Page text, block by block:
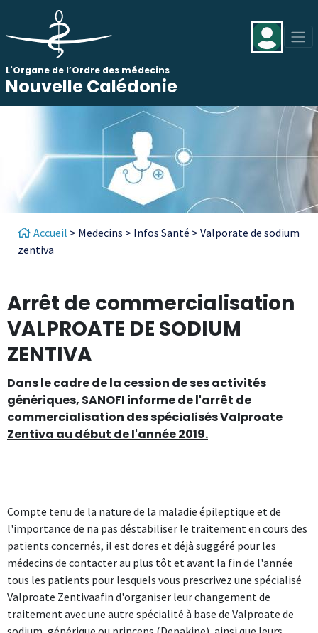
Aller au contenu principal
L'Organe de l’Ordre des médecins
Nouvelle Calédonie
Fil d'Ariane
Accueil Medecins Infos Santé
Valporate de sodium
zentiva
Arrêt de commercialisation
VALPROATE DE SODIUM
ZENTIVA
Dans le cadre de la cession de ses activités
génériques, SANOFI informe de l'arrêt de
commercialisation des spécialisés Valproate
Zentiva au début de l'année 2019.
Compte tenu de la nature de la maladie épileptique et de
l'importance de na pas déstabiliser le traitement en cours des
patients concernés, il est dores et déjà suggéré pour les
médecins de contacter au plus tôt et avant la fin de l'année
tous les patients pour lesquels vous prescrivez une spécialisé
Valproate Zentivaafin d'organiser leur changement de
traitement avec une autre spécialité à base de Valproate de
Panneau de gestion des cookies